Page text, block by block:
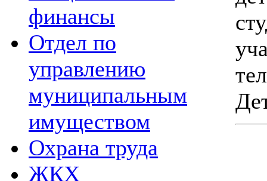
финансы
Отдел по
управлению
муниципальным
имуществом
Охрана труда
ЖКХ